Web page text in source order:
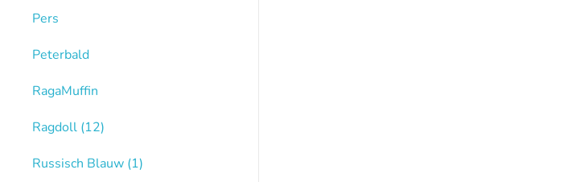
Pers
Peterbald
RagaMuffin
Ragdoll (12)
Russisch Blauw (1)